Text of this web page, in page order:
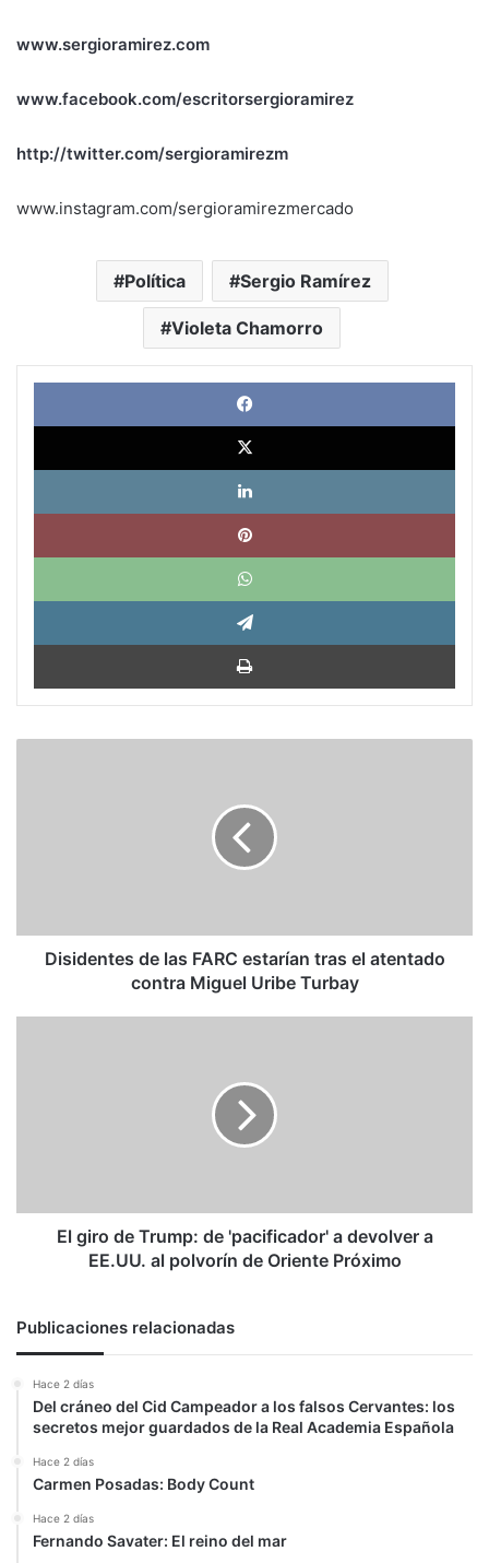
www.sergioramirez.com
www.facebook.com/escritorsergioramirez
http://twitter.com/sergioramirezm
www.instagram.com/sergioramirezmercado
Política Sergio Ramírez
Violeta Chamorro
X
contra
MiguelDisidentes de las FARC estarían tras el atentado
contra Miguel Uribe Turbay
a
EE.UU.
Oriente
El giro de Trump: de 'pacificador' a devolver a
EE.UU. al polvorín de Oriente Próximo
Publicaciones relacionadas
Hace 2 días
Del cráneo del Cid Campeador a los falsos Cervantes: los
secretos mejor guardados de la Real Academia Española
Hace 2 días
Carmen Posadas: Body Count
Hace 2 días
Fernando Savater: El reino del mar